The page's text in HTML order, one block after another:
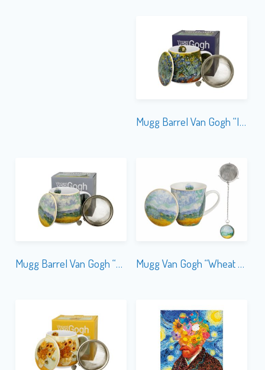
Mugg Barrel Van Gogh “Irises” m. Tesil
Mugg Barrel Van Gogh “Wheat Field” m. Tesil Mugg Van Gogh “Wheat Field” m. Tesil & Tag